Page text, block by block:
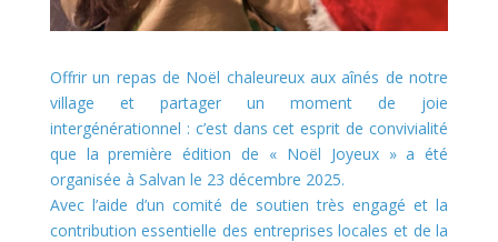
Offrir un repas de Noël chaleureux aux aînés de notre
village et partager un moment de joie
intergénérationnel : c’est dans cet esprit de convivialité
que la première édition de « Noël Joyeux » a été
organisée à Salvan le 23 décembre 2025.
Avec l’aide d’un comité de soutien très engagé et la
contribution essentielle des entreprises locales et de la